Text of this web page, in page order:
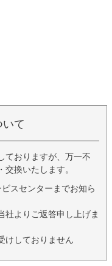
て
ておりますが、万一不
換いたします。
スセンターまでお知ら
社よりご返答申し上げま
けしておりません